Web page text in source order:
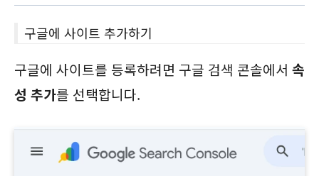
구글에 사이트 추가하기
구글에 사이트를 등록하려면 구글 검색 콘솔에서 속
성 추가를 선택합니다.